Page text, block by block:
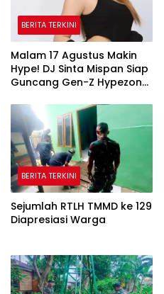
BERITA TERKINI
Malam 17 Agustus Makin
Hype! DJ Sinta Mispan Siap
Guncang Gen-Z Hypezone
BERITA TERKINI
Sejumlah RTLH TMMD ke 129
Diapresiasi Warga